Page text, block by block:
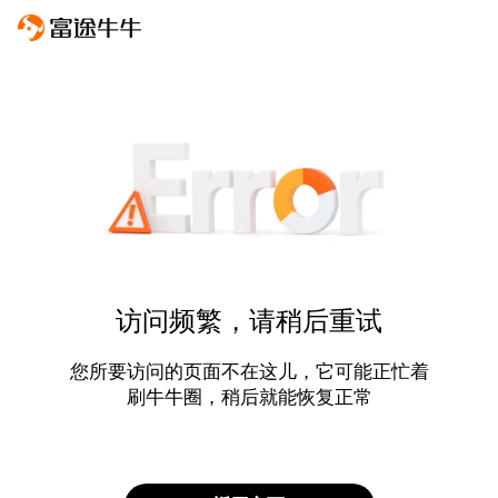
访问频繁，请稍后重试
您所要访问的页面不在这儿，它可能正忙着
刷牛牛圈，稍后就能恢复正常